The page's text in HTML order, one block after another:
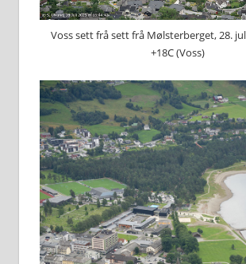
Voss sett frå sett frå Mølsterberget, 28.
+18C (Voss)